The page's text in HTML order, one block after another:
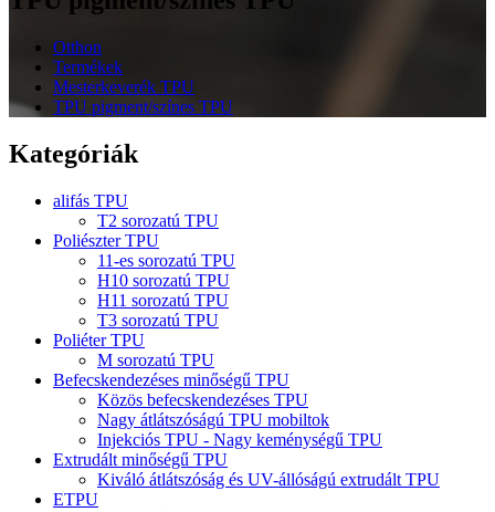
Otthon
Termékek
Mesterkeverék TPU
TPU pigment/színes TPU
Kategóriák
alifás TPU
T2 sorozatú TPU
Poliészter TPU
11-es sorozatú TPU
H10 sorozatú TPU
H11 sorozatú TPU
T3 sorozatú TPU
Poliéter TPU
M sorozatú TPU
Befecskendezéses minőségű TPU
Közös befecskendezéses TPU
Nagy átlátszóságú TPU mobiltok
Injekciós TPU - Nagy keménységű TPU
Extrudált minőségű TPU
Kiváló átlátszóság és UV-állóságú extrudált TPU
ETPU